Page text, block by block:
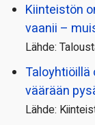
Kiinteistön
vaanii –
Lähde:
Taloyhtiöillä
väärään
Lähde: